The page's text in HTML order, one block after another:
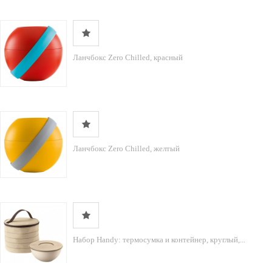
Ланчбокс Zero Chilled, красный
Ланчбокс Zero Chilled, желтый
Набор Handy: термосумка и контейнер, круглый,...